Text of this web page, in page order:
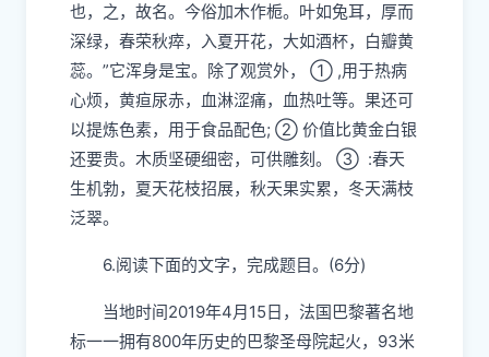
也，之，故名。今俗加木作栀。叶如兔耳，厚而
深绿，春荣秋瘁，入夏开花，大如酒杯，白瓣黄
蕊。 ”它浑身是宝。除了观赏外， ① ,用于热病
心烦，黄疸尿赤，血淋涩痛，血热吐等。果还可
以提炼色素，用于食品配色; ② 价值比黄金白银
还要贵。木质坚硬细密，可供雕刻。
③ :春天
生机勃，夏天花枝招展，秋天果实累，冬天满枝
泛翠。
6.阅读下面的文字，完成题目。 (6分)
当地时间2019年4月15日，法国巴黎著名地
标一一拥有800年历史的巴黎圣母院起火， 93米